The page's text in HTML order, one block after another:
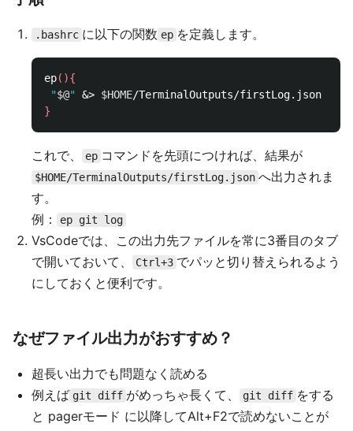
.bashrc に以下の関数 ep を定義します。
ep(){
"$@" &> $HOME
}
これで、 ep コマンドを先頭につければ、結果が
$HOME/TerminalOutputs/firstLog.json へ出力されま
す。
例：
ep git log
VsCodeでは、この出力先ファイルを常に3番目のタブ
で開いておいて、
Ctrl+3 でパッと切り替えられるよう
にしておくと便利です。
なぜファイル出力がおすすめ？
超長い出力でも問題なく読める
例えば git diff がめっちゃ長くて、 git diff をする
と pagerモード に以降してAlt+F2で読めないことが